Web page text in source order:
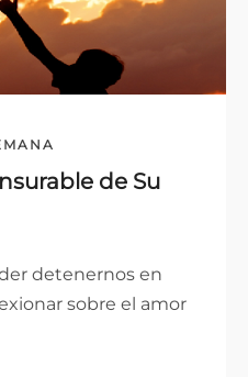
de Su
detenernos en
sobre el amor